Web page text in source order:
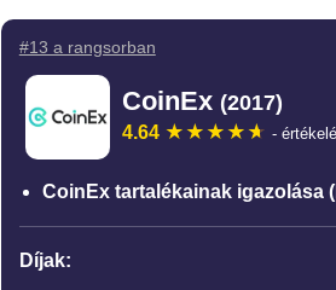
#13 a rangsorban
CoinEx (2017)
4.64 -
CoinEx tartalékainak igazolása
Díjak: